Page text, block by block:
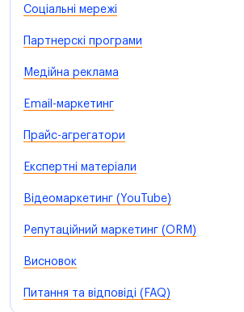
Соціальні мережі
Партнерскі програми
Медійна реклама
Email-маркетинг
Прайс-агрегатори
Експертні матеріали
Відеомаркетинг (YouTube)
Репутаційний маркетинг (ORM)
Висновок
Питання та відповіді (FAQ)